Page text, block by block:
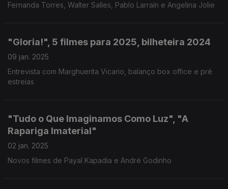
Fernanda Torres, Walter Salles, Pablo Larraín e Angelina Jolie
"Gloria!", 5 filmes para 2025, bilheteira 2024
09 jan. 2025
Entrevista com Marghuerita Vicario, balanço box office e pré
estreias
"Tudo o Que Imaginamos Como Luz", "A
Rapariga Imaterial"
02 jan. 2025
Novos filmes de Payal Kapadia e André Godinho